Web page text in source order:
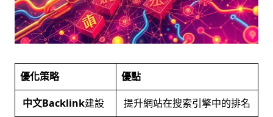
優化策略
優點
中文Backlink建設
提升網站在搜索引擎中的排名